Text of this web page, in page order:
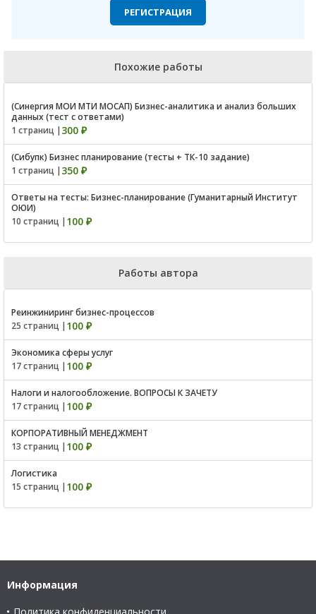
РЕГИСТРАЦИЯ
Похожие работы
(Синергия МОИ МТИ МОСАП) Бизнес-аналитика и анализ больших
данных (тест с ответами)
1 страниц | 300 ₽
(Сибупк) Бизнес планирование (тесты + ТК-10 задание)
1 страниц | 350 ₽
Ответы на тесты: Бизнес-планирование (Гуманитарный Институт
ОЮИ)
10 страниц | 100 ₽
Работы автора
Реинжиниринг бизнес-процессов
25 страниц | 100 ₽
Экономика сферы услуг
17 страниц | 100 ₽
Налоги и налогообложение. ВОПРОСЫ К ЗАЧЕТУ
17 страниц | 100 ₽
КОРПОРАТИВНЫЙ МЕНЕДЖМЕНТ
13 страниц | 100 ₽
Логистика
15 страниц | 100 ₽
Информация